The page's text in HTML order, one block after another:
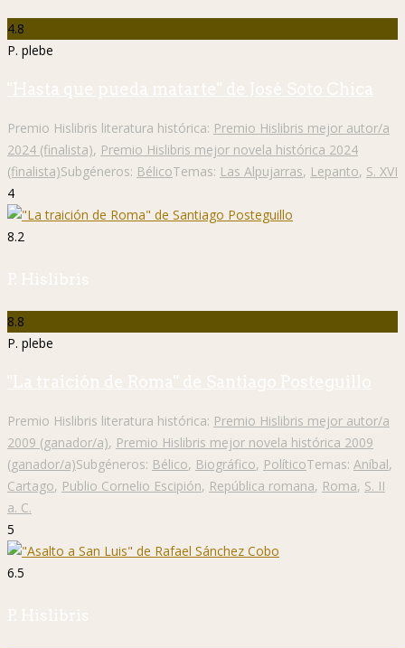
4.8
P. plebe
"Hasta que pueda matarte" de José Soto Chica
Premio Hislibris literatura histórica: Premio Hislibris mejor autor/a
2024 (finalista), Premio Hislibris mejor novela histórica 2024
(finalista)Subgéneros: BélicoTemas: Las Alpujarras, Lepanto, S. XVI
4
8.2
P. Hislibris
8.8
P. plebe
"La traición de Roma" de Santiago Posteguillo
Premio Hislibris literatura histórica: Premio Hislibris mejor autor/a
2009 (ganador/a), Premio Hislibris mejor novela histórica 2009
(ganador/a)Subgéneros: Bélico, Biográfico, PolíticoTemas: Aníbal,
Cartago, Publio Cornelio Escipión, República romana, Roma, S. II
a. C.
5
6.5
P. Hislibris